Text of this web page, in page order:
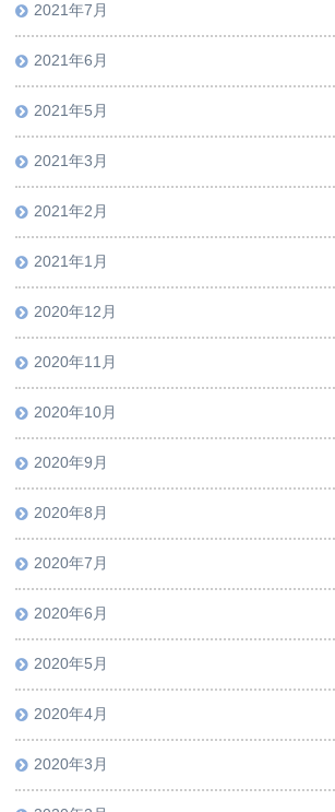
2021年7月
2021年6月
2021年5月
2021年3月
2021年2月
2021年1月
2020年12月
2020年11月
2020年10月
2020年9月
2020年8月
2020年7月
2020年6月
2020年5月
2020年4月
2020年3月